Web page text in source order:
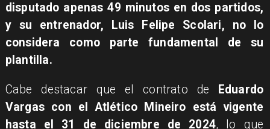
disputado apenas 49 minutos en dos partidos,
y su entrenador, Luis Felipe Scolari, no lo
considera como parte fundamental de su
plantilla.
Cabe destacar que el contrato de
Eduardo
Vargas con el Atlético Mineiro está vigente
hasta el 31 de diciembre de 2024, lo que